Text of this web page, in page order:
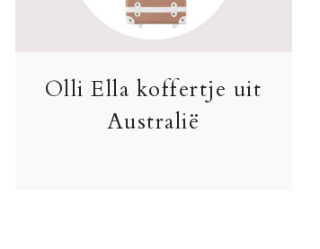
Olli Ella koffertje uit
Australië